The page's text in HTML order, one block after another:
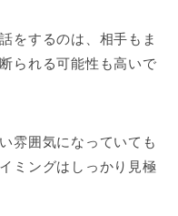
をするのは、相手もま
られる可能性も高いで
雰囲気になっていても
ミングはしっかり見極